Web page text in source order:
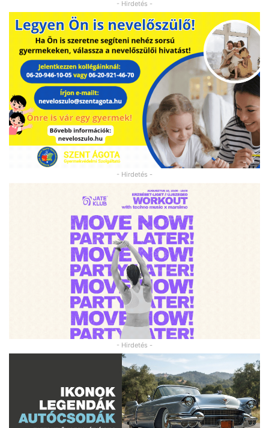
- Hirdetés -
- Hirdetés -
- Hirdetés -